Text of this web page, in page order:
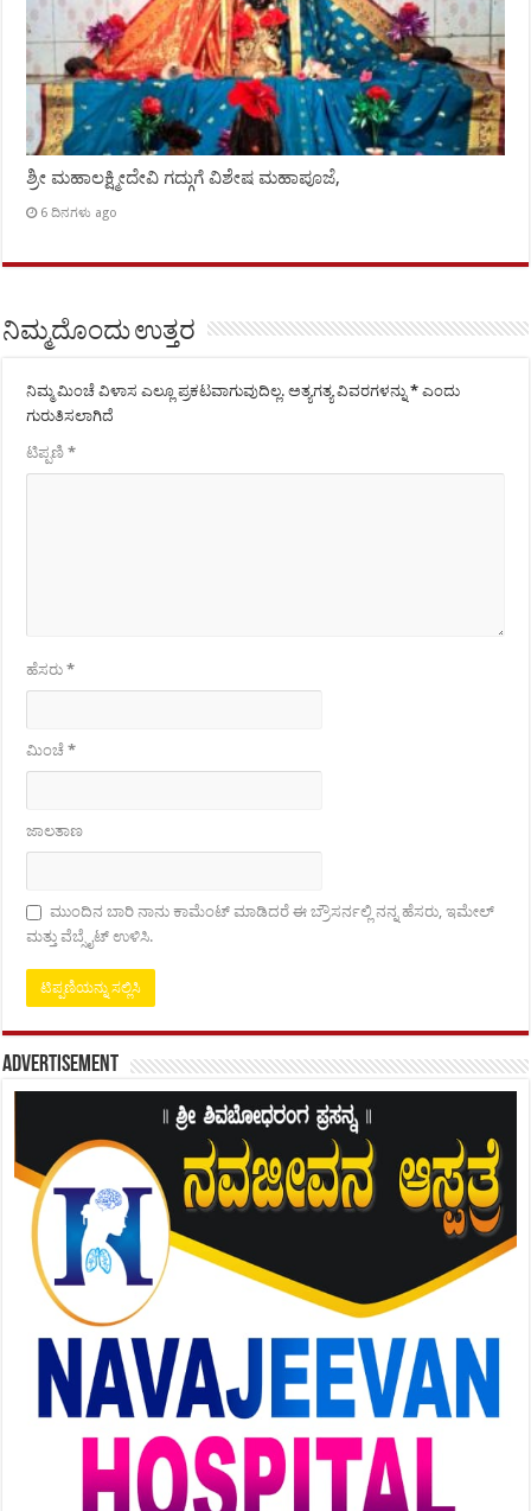
ಶ್ರೀ ಮಹಾಲಕ್ಷ್ಮೀದೇವಿ ಗದ್ಗುಗೆ ವಿಶೇಷ ಮಹಾಪೂಜೆ,
6 ದಿನಗಳು ago
ನಿಮ್ಮದೊಂದು ಉತ್ತರ
ನಿಮ್ಮ ಮಿಂಚೆ ವಿಳಾಸ ಎಲ್ಲೂ ಪ್ರಕಟವಾಗುವುದಿಲ್ಲ. ಅತ್ಯಗತ್ಯ ವಿವರಗಳನ್ನು* ಎಂದು
ಗುರುತಿಸಲಾಗಿದೆ
ಟಿಪ್ಪಣಿ*
ಹೆಸರು*
ಮಿಂಚೆ*
ಜಾಲತಾಣ
ಮುಂದಿನ ಬಾರಿ ನಾನು ಕಾಮೆಂಟ್ ಮಾಡಿದರೆ ಈ ಬ್ರೌಸರ್ನಲ್ಲಿ ನನ್ನ ಹೆಸರು, ಇಮೇಲ್
ಮತ್ತು ವೆಬ್ಸೈಟ್ ಉಳಿಸಿ.
Advertisement